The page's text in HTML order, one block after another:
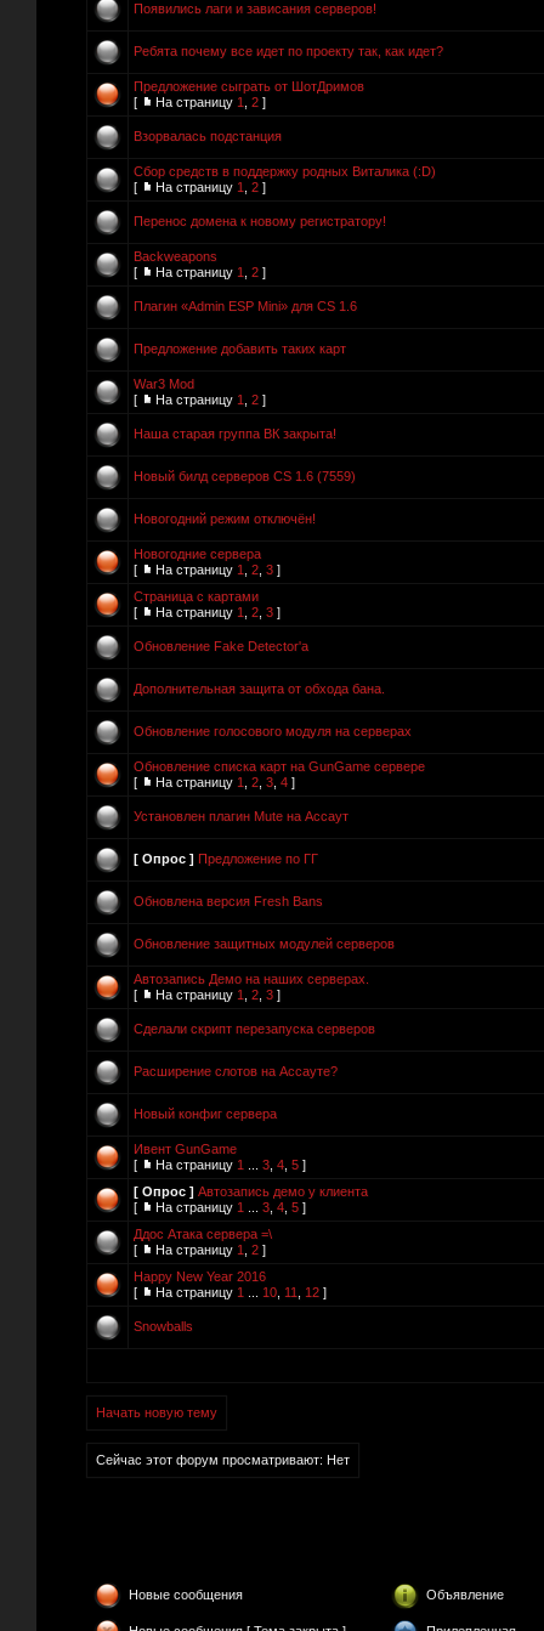
Появились лаги и зависания серверов!
Ребята почему все идет по проекту так, как идет?
Предложение сыграть от ШотДримов
[
На страницу 1 2 ]
Взорвалась подстанция
Сбор средств в поддержку родных Виталика (:D)
[
На страницу 1 2 ]
Перенос домена к новому регистратору!
Backweapons
[
На страницу 1 2 ]
Плагин «Admin ESP Mini» для CS 1.6
Предложение добавить таких карт
War3 Mod
[
На страницу 1 2 ]
Наша старая группа ВК закрыта!
Новый билд серверов CS 1.6 (7559)
Новогодний режим отключён!
Новогодние сервера
[
На страницу 1 2 3 ]
Страница с картами
[
На страницу 1 2 3 ]
Обновление Fake Detector'a
Дополнительная защита от обхода бана.
Обновление голосового модуля на серверах
Обновление списка карт на GunGame сервере
[
На страницу 1 2 3 4 ]
Установлен плагин Mute на Ассаут
[ Опрос ] Предложение по ГГ
Обновлена версия Fresh Bans
Обновление защитных модулей серверов
Автозапись Демо на наших серверах.
[
На страницу 1 2 3 ]
Сделали скрипт перезапуска серверов
Расширение слотов на Ассауте?
Новый конфиг сервера
Ивент GunGame
[
На страницу 1 3 4 5 ]
[ Опрос ] Автозапись демо у клиента
[
На страницу 1 3 4 5 ]
Ддос Атака сервера =\
[
На страницу 1 2 ]
Happy New Year 2016
[
На страницу 1 10 11 12 ]
Snowballs
Начать новую тему
Сейчас этот форум просматривают: Нет
Новые сообщения Объявление